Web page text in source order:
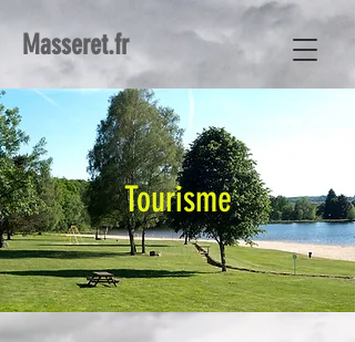
Masseret.fr
Tourisme